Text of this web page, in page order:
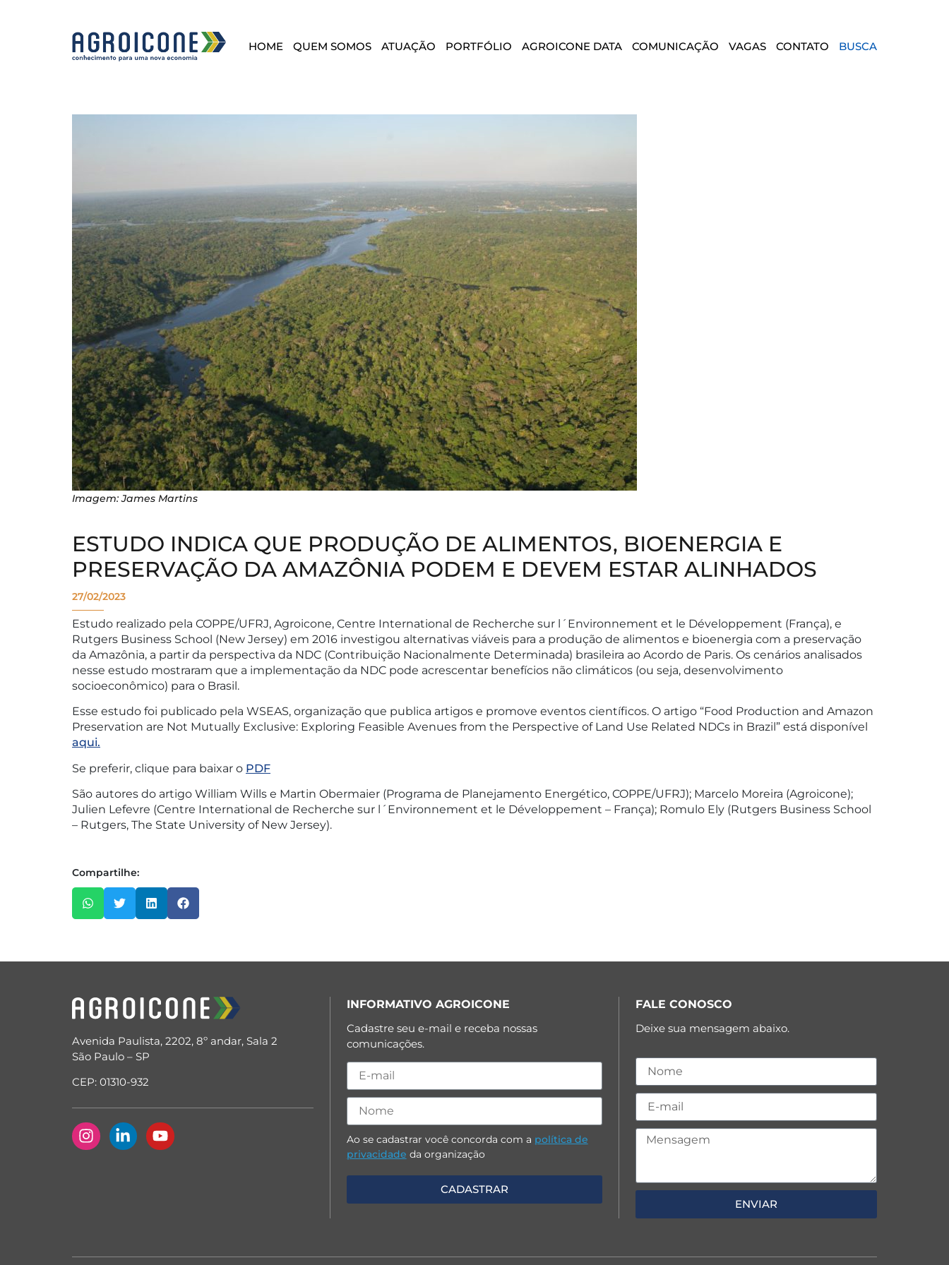
HOME QUEM SOMOS ATUAÇÃO PORTFÓLIO AGROICONE DATA COMUNICAÇÃO VAGAS CONTATO BUSCA
Imagem: James Martins
ESTUDO INDICA QUE PRODUÇÃO DE ALIMENTOS, BIOENERGIA E
PRESERVAÇÃO DA AMAZÔNIA PODEM E DEVEM ESTAR ALINHADOS
27/02/2023
Estudo realizado pela COPPE/UFRJ, Agroicone, Centre International de Recherche sur l´Environnement et le Développement (França), e
Rutgers Business School (New Jersey) em 2016 investigou alternativas viáveis para a produção de alimentos e bioenergia com a preservação
da Amazônia, a partir da perspectiva da NDC (Contribuição Nacionalmente Determinada) brasileira ao Acordo de Paris. Os cenários analisados
nesse estudo mostraram que a implementação da NDC pode acrescentar benefícios não climáticos (ou seja, desenvolvimento
socioeconômico) para o Brasil.
Esse estudo foi publicado pela WSEAS, organização que publica artigos e promove eventos científicos. O artigo “Food Production and Amazon
Preservation are Not Mutually Exclusive: Exploring Feasible Avenues from the Perspective of Land Use Related NDCs in Brazil” está disponível
aqui.
Se preferir, clique para baixar o PDF
São autores do artigo William Wills e Martin Obermaier (Programa de Planejamento Energético, COPPE/UFRJ); Marcelo Moreira (Agroicone);
Julien Lefevre (Centre International de Recherche sur l´Environnement et le Développement – França); Romulo Ely (Rutgers Business School
– Rutgers, The State University of New Jersey).
Compartilhe:
Avenida Paulista, 2202, 8º andar, Sala 2
São Paulo – SP
CEP: 01310-932
INFORMATIVO AGROICONE
Cadastre seu e-mail e receba nossas
comunicações.
Ao se cadastrar você concorda com a política de
privacidade da organização
FALE CONOSCO
Deixe sua mensagem abaixo.
ENVIAR